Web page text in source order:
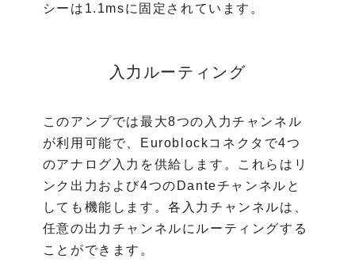
シーは1.1msに固定されています。
入力ルーティング
このアンプでは最大8つの入力チャンネル
が利用可能で、Euroblockコネクタで4つ
のアナログ入力を供給します。これらはリ
ンク出力および4つのDanteチャンネルと
しても機能します。各入力チャンネルは、
任意の出力チャンネルにルーティングする
ことができます。